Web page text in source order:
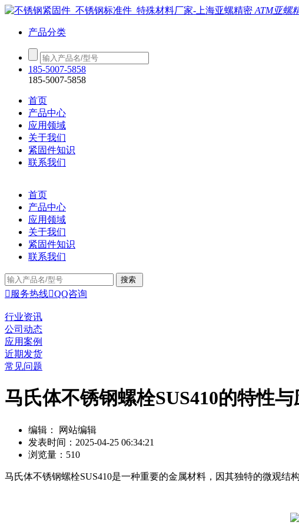
ATM亚螺
产品分类
185-5007-5858
185-5007-5858
首页
产品中心
应用领域
关于我们
紧固件知识
联系我们
首页
产品中心
应用领域
关于我们
紧固件知识
联系我们
 服务热线QQ咨询
行业资讯
公司动态
应用案例
近期发货
常见问题
马氏体不锈钢螺栓SUS410的特性
编辑： 网站编辑
发表时间：2025-04-25 06:34:21
浏览量：510
马氏体不锈钢螺栓SUS410是一种重要的金属材料，因其独特的微观